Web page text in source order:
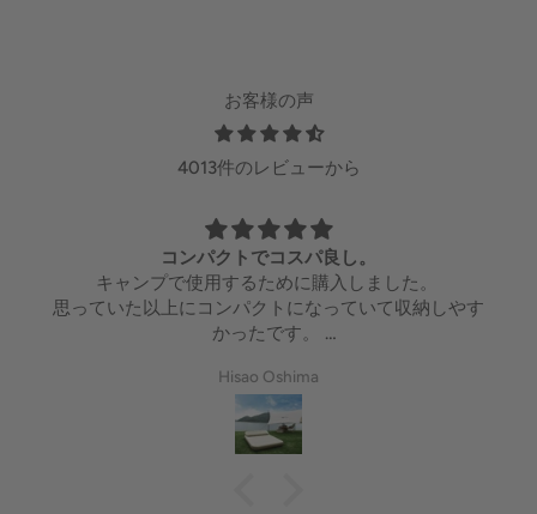
お客様の声
4013件のレビューから
期待以上
驚きました。
値段も安く、期待はしてなかったのですが、寝た感じ
も悪くなく、一晩や二晩なら問題なく快適に使えそう
ので収納も邪魔にならず◎防災用にも持っておきたか
ったので、いい商品を購入できてよかったです！
Seiichiro Yoshimura